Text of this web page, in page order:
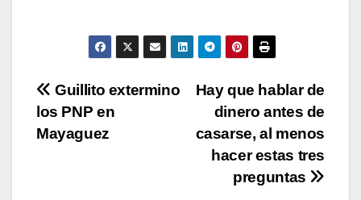
Navegación
de
Hay que hablar de
dinero antes de
casarse, al menos
hacer estas tres
preguntas
Guillito extermino
los PNP en
Mayaguez